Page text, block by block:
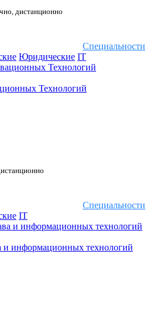
дистанционно
Специальности
Юридические IT
Технологий
Специальности
IT
и информационных технологий